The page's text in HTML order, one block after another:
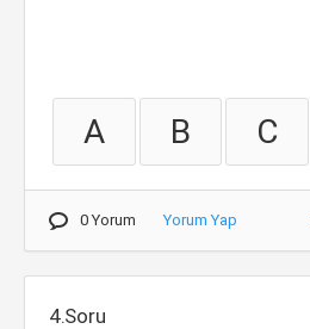
A B C
0 Yorum Yorum Yap
4.Soru